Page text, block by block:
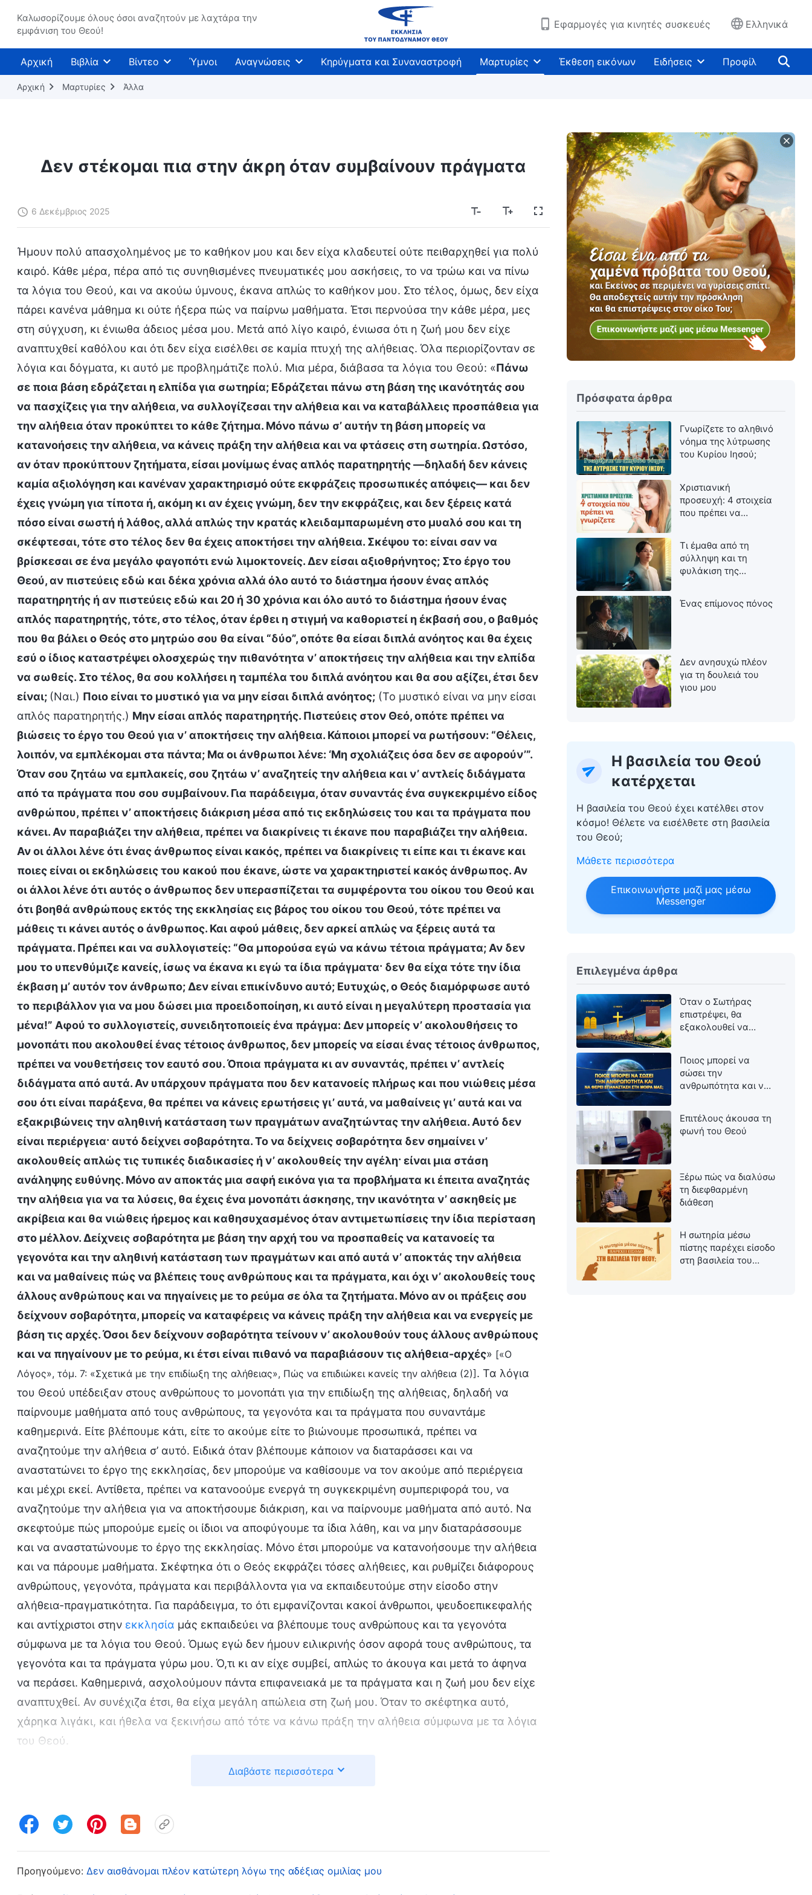
Καλωσορίζουμε όλους όσοι αναζητούν με λαχτάρα την
εμφάνιση του Θεού!
Εφαρμογές για κινητές συσκευές Ελληνικά
Αρχική Βιβλία Βίντεο Ύμνοι Αναγνώσεις Κηρύγματα και Συναναστροφή Μαρτυρίες Έκθεση εικόνων Ειδήσεις Προφίλ
Αρχική Μαρτυρίες Άλλα
Δεν στέκομαι πια στην άκρη όταν συμβαίνουν πράγματα
6 Δεκέμβριος 2025
Ήμουν πολύ απασχολημένος με το καθήκον μου και δεν είχα κλαδευτεί ούτε πειθαρχηθεί για πολύ
καιρό. Κάθε μέρα, πέρα από τις συνηθισμένες πνευματικές μου ασκήσεις, το να τρώω και να πίνω
τα λόγια του Θεού, και να ακούω ύμνους, έκανα απλώς το καθήκον μου. Στο τέλος, όμως, δεν είχα
πάρει κανένα μάθημα κι ούτε ήξερα πώς να παίρνω μαθήματα. Έτσι περνούσα την κάθε μέρα, μες
στη σύγχυση, κι ένιωθα άδειος μέσα μου. Μετά από λίγο καιρό, ένιωσα ότι η ζωή μου δεν είχε
αναπτυχθεί καθόλου και ότι δεν είχα εισέλθει σε καμία πτυχή της αλήθειας. Όλα περιορίζονταν σε
λόγια και δόγματα, κι αυτό με προβλημάτιζε πολύ. Μια μέρα, διάβασα τα λόγια του Θεού: «Πάνω
σε ποια βάση εδράζεται η ελπίδα για σωτηρία; Εδράζεται πάνω στη βάση της ικανότητάς σου
να πασχίζεις για την αλήθεια, να συλλογίζεσαι την αλήθεια και να καταβάλλεις προσπάθεια για
την αλήθεια όταν προκύπτει το κάθε ζήτημα. Μόνο πάνω σ’ αυτήν τη βάση μπορείς να
κατανοήσεις την αλήθεια, να κάνεις πράξη την αλήθεια και να φτάσεις στη σωτηρία. Ωστόσο,
αν όταν προκύπτουν ζητήματα, είσαι μονίμως ένας απλός παρατηρητής —δηλαδή δεν κάνεις
καμία αξιολόγηση και κανέναν χαρακτηρισμό ούτε εκφράζεις προσωπικές απόψεις— και δεν
έχεις γνώμη για τίποτα ή, ακόμη κι αν έχεις γνώμη, δεν την εκφράζεις, και δεν ξέρεις κατά
πόσο είναι σωστή ή λάθος, αλλά απλώς την κρατάς κλειδαμπαρωμένη στο μυαλό σου και τη
σκέφτεσαι, τότε στο τέλος δεν θα έχεις αποκτήσει την αλήθεια. Σκέψου το: είναι σαν να
βρίσκεσαι σε ένα μεγάλο φαγοπότι ενώ λιμοκτονείς. Δεν είσαι αξιοθρήνητος; Στο έργο του
Θεού, αν πιστεύεις εδώ και δέκα χρόνια αλλά όλο αυτό το διάστημα ήσουν ένας απλός
παρατηρητής ή αν πιστεύεις εδώ και 20 ή 30 χρόνια και όλο αυτό το διάστημα ήσουν ένας
απλός παρατηρητής, τότε, στο τέλος, όταν έρθει η στιγμή να καθοριστεί η έκβασή σου, ο βαθμός
που θα βάλει ο Θεός στο μητρώο σου θα είναι “δύο”, οπότε θα είσαι διπλά ανόητος και θα έχεις
εσύ ο ίδιος καταστρέψει ολοσχερώς την πιθανότητα ν’ αποκτήσεις την αλήθεια και την ελπίδα
να σωθείς. Στο τέλος, θα σου κολλήσει η ταμπέλα του διπλά ανόητου και θα σου αξίζει, έτσι δεν
είναι; (Ναι.) Ποιο είναι το μυστικό για να μην είσαι διπλά ανόητος; (Το μυστικό είναι να μην είσαι
απλός παρατηρητής.) Μην είσαι απλός παρατηρητής. Πιστεύεις στον Θεό, οπότε πρέπει να
βιώσεις το έργο του Θεού για ν’ αποκτήσεις την αλήθεια. Κάποιοι μπορεί να ρωτήσουν: “Θέλεις,
λοιπόν, να εμπλέκομαι στα πάντα; Μα οι άνθρωποι λένε: ‘Μη σχολιάζεις όσα δεν σε αφορούν’”.
Όταν σου ζητάω να εμπλακείς, σου ζητάω ν’ αναζητείς την αλήθεια και ν’ αντλείς διδάγματα
από τα πράγματα που σου συμβαίνουν. Για παράδειγμα, όταν συναντάς ένα συγκεκριμένο είδος
ανθρώπου, πρέπει ν’ αποκτήσεις διάκριση μέσα από τις εκδηλώσεις του και τα πράγματα που
κάνει. Αν παραβιάζει την αλήθεια, πρέπει να διακρίνεις τι έκανε που παραβιάζει την αλήθεια.
Αν οι άλλοι λένε ότι ένας άνθρωπος είναι κακός, πρέπει να διακρίνεις τι είπε και τι έκανε και
ποιες είναι οι εκδηλώσεις του κακού που έκανε, ώστε να χαρακτηριστεί κακός άνθρωπος. Αν
οι άλλοι λένε ότι αυτός ο άνθρωπος δεν υπερασπίζεται τα συμφέροντα του οίκου του Θεού και
ότι βοηθά ανθρώπους εκτός της εκκλησίας εις βάρος του οίκου του Θεού, τότε πρέπει να
μάθεις τι κάνει αυτός ο άνθρωπος. Και αφού μάθεις, δεν αρκεί απλώς να ξέρεις αυτά τα
πράγματα. Πρέπει και να συλλογιστείς: “Θα μπορούσα εγώ να κάνω τέτοια πράγματα; Αν δεν
μου το υπενθύμιζε κανείς, ίσως να έκανα κι εγώ τα ίδια πράγματα· δεν θα είχα τότε την ίδια
έκβαση μ’ αυτόν τον άνθρωπο; Δεν είναι επικίνδυνο αυτό; Ευτυχώς, ο Θεός διαμόρφωσε αυτό
το περιβάλλον για να μου δώσει μια προειδοποίηση, κι αυτό είναι η μεγαλύτερη προστασία για
μένα!” Αφού το συλλογιστείς, συνειδητοποιείς ένα πράγμα: Δεν μπορείς ν’ ακολουθήσεις το
μονοπάτι που ακολουθεί ένας τέτοιος άνθρωπος, δεν μπορείς να είσαι ένας τέτοιος άνθρωπος,
πρέπει να νουθετήσεις τον εαυτό σου. Όποια πράγματα κι αν συναντάς, πρέπει ν’ αντλείς
διδάγματα από αυτά. Αν υπάρχουν πράγματα που δεν κατανοείς πλήρως και που νιώθεις μέσα
σου ότι είναι παράξενα, θα πρέπει να κάνεις ερωτήσεις γι’ αυτά, να μαθαίνεις γι’ αυτά και να
εξακριβώνεις την αληθινή κατάσταση των πραγμάτων αναζητώντας την αλήθεια. Αυτό δεν
είναι περιέργεια· αυτό δείχνει σοβαρότητα. Το να δείχνεις σοβαρότητα δεν σημαίνει ν’
ακολουθείς απλώς τις τυπικές διαδικασίες ή ν’ ακολουθείς την αγέλη· είναι μια στάση
ανάληψης ευθύνης. Μόνο αν αποκτάς μια σαφή εικόνα για τα προβλήματα κι έπειτα αναζητάς
την αλήθεια για να τα λύσεις, θα έχεις ένα μονοπάτι άσκησης, την ικανότητα ν’ ασκηθείς με
ακρίβεια και θα νιώθεις ήρεμος και καθησυχασμένος όταν αντιμετωπίσεις την ίδια περίσταση
στο μέλλον. Δείχνεις σοβαρότητα με βάση την αρχή του να προσπαθείς να κατανοείς τα
γεγονότα και την αληθινή κατάσταση των πραγμάτων και από αυτά ν’ αποκτάς την αλήθεια
και να μαθαίνεις πώς να βλέπεις τους ανθρώπους και τα πράγματα, και όχι ν’ ακολουθείς τους
άλλους ανθρώπους και να πηγαίνεις με το ρεύμα σε όλα τα ζητήματα. Μόνο αν οι πράξεις σου
δείχνουν σοβαρότητα, μπορείς να καταφέρεις να κάνεις πράξη την αλήθεια και να ενεργείς με
βάση τις αρχές. Όσοι δεν δείχνουν σοβαρότητα τείνουν ν’ ακολουθούν τους άλλους ανθρώπους
και να πηγαίνουν με το ρεύμα, κι έτσι είναι πιθανό να παραβιάσουν τις αλήθεια-αρχές» [«Ο
Λόγος», τόμ. 7: «Σχετικά με την επιδίωξη της αλήθειας», Πώς να επιδιώκει κανείς την αλήθεια (2)] . Τα λόγια
του Θεού υπέδειξαν στους ανθρώπους το μονοπάτι για την επιδίωξη της αλήθειας, δηλαδή να
παίρνουμε μαθήματα από τους ανθρώπους, τα γεγονότα και τα πράγματα που συναντάμε
καθημερινά. Είτε βλέπουμε κάτι, είτε το ακούμε είτε το βιώνουμε προσωπικά, πρέπει να
αναζητούμε την αλήθεια σ’ αυτό. Ειδικά όταν βλέπουμε κάποιον να διαταράσσει και να
αναστατώνει το έργο της εκκλησίας, δεν μπορούμε να καθίσουμε να τον ακούμε από περιέργεια
και μέχρι εκεί. Αντίθετα, πρέπει να κατανοούμε ενεργά τη συγκεκριμένη συμπεριφορά του, να
αναζητούμε την αλήθεια για να αποκτήσουμε διάκριση, και να παίρνουμε μαθήματα από αυτό. Να
σκεφτούμε πώς μπορούμε εμείς οι ίδιοι να αποφύγουμε τα ίδια λάθη, και να μην διαταράσσουμε
και να αναστατώνουμε το έργο της εκκλησίας. Μόνο έτσι μπορούμε να κατανοήσουμε την αλήθεια
και να πάρουμε μαθήματα. Σκέφτηκα ότι ο Θεός εκφράζει τόσες αλήθειες, και ρυθμίζει διάφορους
ανθρώπους, γεγονότα, πράγματα και περιβάλλοντα για να εκπαιδευτούμε στην είσοδο στην
αλήθεια-πραγματικότητα. Για παράδειγμα, το ότι εμφανίζονται κακοί άνθρωποι, ψευδοεπικεφαλής
και αντίχριστοι στην εκκλησία μάς εκπαιδεύει να βλέπουμε τους ανθρώπους και τα γεγονότα
σύμφωνα με τα λόγια του Θεού. Όμως εγώ δεν ήμουν ειλικρινής όσον αφορά τους ανθρώπους, τα
γεγονότα και τα πράγματα γύρω μου. Ό,τι κι αν είχε συμβεί, απλώς το άκουγα και μετά το άφηνα
να περάσει. Καθημερινά, ασχολούμουν πάντα επιφανειακά με τα πράγματα και η ζωή μου δεν είχε
αναπτυχθεί. Αν συνέχιζα έτσι, θα είχα μεγάλη απώλεια στη ζωή μου. Όταν το σκέφτηκα αυτό,
χάρηκα λιγάκι, και ήθελα να ξεκινήσω από τότε να κάνω πράξη την αλήθεια σύμφωνα με τα λόγια
του Θεού.
Αναπάντεχα, την ίδια μέρα, είδα ότι η Αδελφή Γουίνι έφυγε ξαφνικά από όλες τις ομάδες εργασίας.
Θεού, συνειδητοποίησα ότι ο Θεός ήθελε να έχουμε περιέργεια για όσα συμβαίνουν γύρω μας στην
καθημερινότητα, να συμμετέχουμε, να αναζητούμε την αλήθεια και να παίρνουμε μαθήματα από
αυτά, κι όχι να είμαστε απλώς θεατές. Έτσι, ρώτησα μερικούς αδελφούς και αδελφές γιατί είχε
απαλλαγεί. Έμαθα ότι ήταν αλαζονική και της άρεσε να επιπλήττει τους άλλους. Από τότε που
Διαβάστε περισσότερα
Προηγούμενο: Δεν αισθάνομαι πλέον κατώτερη λόγω της αδέξιας ομιλίας μου
Πρόσφατα άρθρα
Γνωρίζετε το αληθινό
νόημα της λύτρωσης
του Κυρίου Ιησού;
Χριστιανική
προσευχή: 4 στοιχεία
που πρέπει να
Τι έμαθα από τη
σύλληψη και τη
φυλάκιση της
Ένας επίμονος πόνος
Δεν ανησυχώ πλέον
για τη δουλειά του
γιου μου
Η βασιλεία του Θεού
κατέρχεται
Η βασιλεία του Θεού έχει κατέλθει στον
κόσμο! Θέλετε να εισέλθετε στη βασιλεία
του Θεού;
Μάθετε περισσότερα
Επικοινωνήστε μαζί μας μέσω
Messenger
Επιλεγμένα άρθρα
Όταν ο Σωτήρας
επιστρέψει, θα
εξακολουθεί να
Ποιος μπορεί να
σώσει την
ανθρωπότητα και να
Επιτέλους άκουσα τη
φωνή του Θεού
Ξέρω πώς να διαλύσω
τη διεφθαρμένη
διάθεση
Η σωτηρία μέσω
πίστης παρέχει είσοδο
στη βασιλεία του